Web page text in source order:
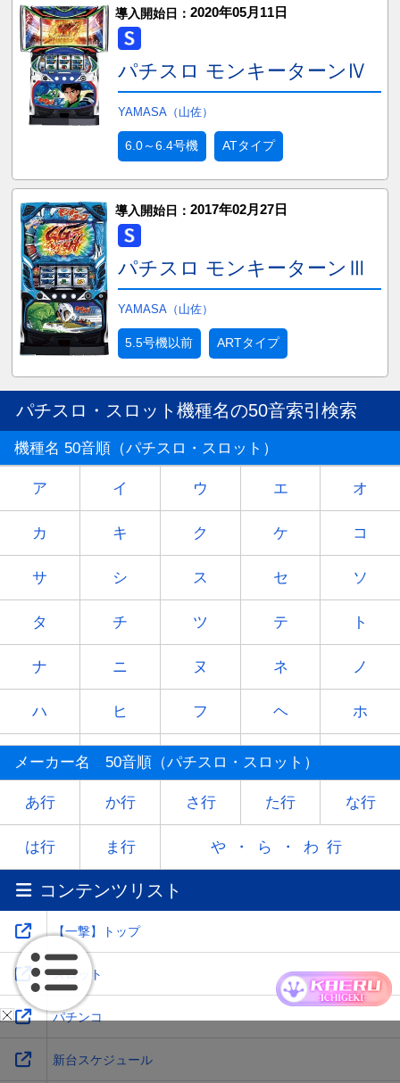
導入開始日： 2020年05月11日
パチスロ モンキーターンⅣ
YAMASA（山佐）
6.0～6.4号機 ATタイプ
導入開始日： 2017年02月27日
パチスロ モンキーターンⅢ
YAMASA（山佐）
5.5号機以前 ARTタイプ
パチスロ・スロット機種名の50音索引検索
機種名 50音順（パチスロ・スロット）
ア イ ウ エ オ
カ キ ク ケ コ
サ シ ス セ ソ
タ チ ツ テ ト
ナ ニ ヌ ネ ノ
ハ ヒ フ ヘ ホ
マ ミ ム メ
ヤ - ユ - ヨ
ラ リ レ
ワ -
メーカー名 50音順（パチスロ・スロット）
あ行 か行 さ行 た行 な行
は行 ま行 や・ら・わ行
コンテンツリスト
【一撃】トップ
スロット
パチンコ
新台スケジュール